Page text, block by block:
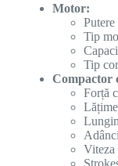
Motor:
Tip
Tip
Compactor
Forță
Viteza